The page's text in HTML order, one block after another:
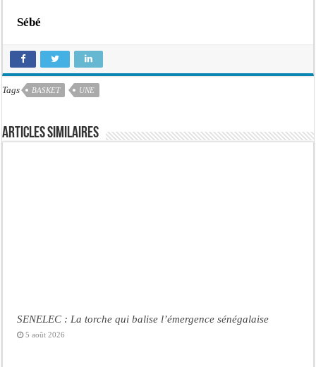
Sébé
Tags BASKET UNE
Articles similaires
SENELEC : La torche qui balise l’émergence sénégalaise
5 août 2026